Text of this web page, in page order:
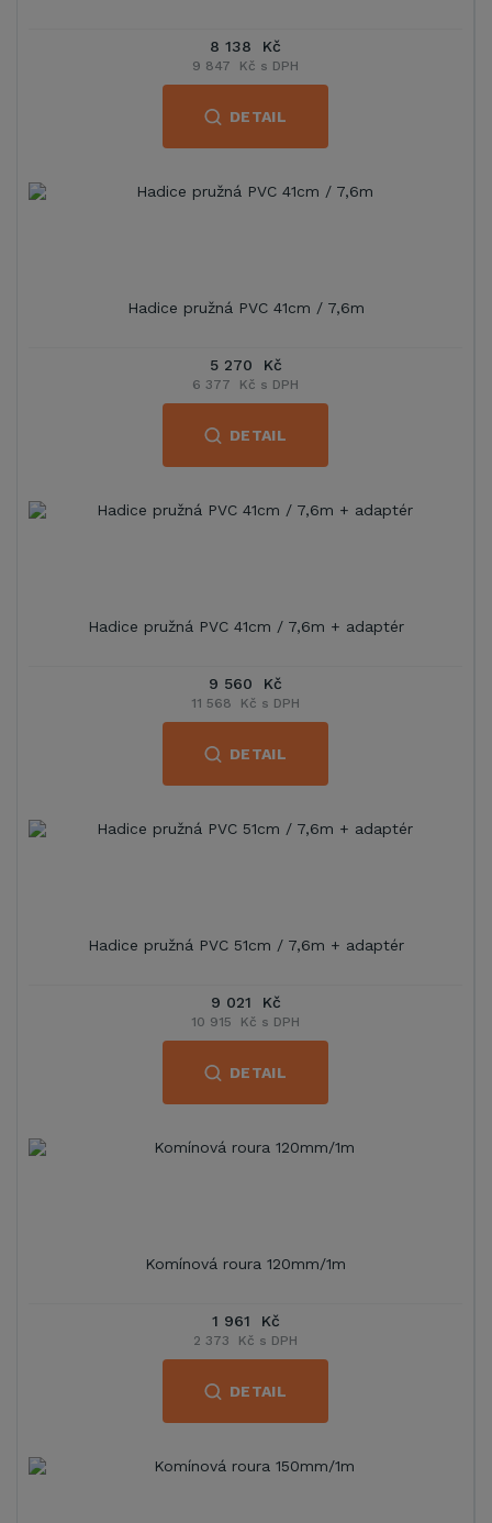
8 138 Kč
9 847 Kč s DPH
DETAIL
Hadice pružná PVC 41cm / 7,6m
5 270 Kč
6 377 Kč s DPH
DETAIL
Hadice pružná PVC 41cm / 7,6m + adaptér
9 560 Kč
11 568 Kč s DPH
DETAIL
Hadice pružná PVC 51cm / 7,6m + adaptér
9 021 Kč
10 915 Kč s DPH
DETAIL
Komínová roura 120mm/1m
1 961 Kč
2 373 Kč s DPH
DETAIL